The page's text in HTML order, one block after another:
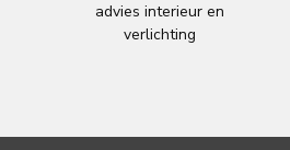
advies interieur en
verlichting